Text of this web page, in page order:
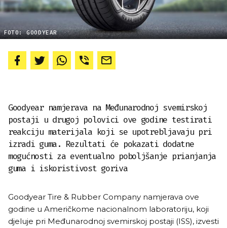
FOTO: GOODYEAR
Goodyear namjerava na Međunarodnoj svemirskoj
postaji u drugoj polovici ove godine testirati
reakciju materijala koji se upotrebljavaju pri
izradi guma. Rezultati će pokazati dodatne
mogućnosti za eventualno poboljšanje prianjanja
guma i iskoristivost goriva
Goodyear Tire & Rubber Company namjerava ove
godine u Američkome nacionalnom laboratoriju, koji
djeluje pri Međunarodnoj svemirskoj postaji (ISS), izvesti